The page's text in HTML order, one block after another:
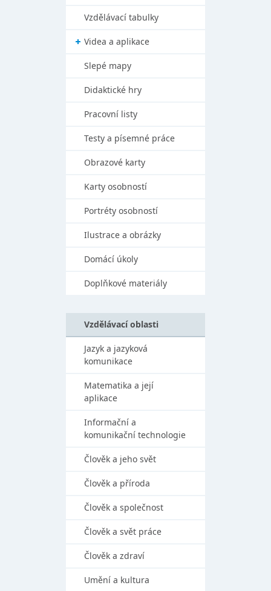
Vzdělávací tabulky
Videa a aplikace
Slepé mapy
Didaktické hry
Pracovní listy
Testy a písemné práce
Obrazové karty
Karty osobností
Portréty osobností
Ilustrace a obrázky
Domácí úkoly
Doplňkové materiály
Vzdělávací oblasti
Jazyk a jazyková
komunikace
Matematika a její
aplikace
Informační a
komunikační technologie
Člověk a jeho svět
Člověk a příroda
Člověk a společnost
Člověk a svět práce
Člověk a zdraví
Umění a kultura